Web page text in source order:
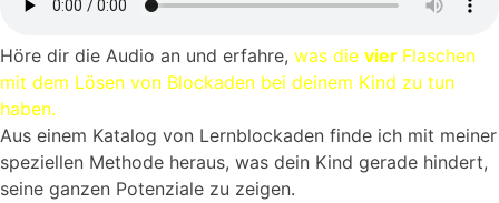
Höre dir die Audio an und erfahre, was die vier Flaschen
mit dem Lösen von Blockaden bei deinem Kind zu tun
haben.
Aus einem Katalog von Lernblockaden finde ich mit meiner
speziellen Methode heraus, was dein Kind gerade hindert,
seine ganzen Potenziale zu zeigen.